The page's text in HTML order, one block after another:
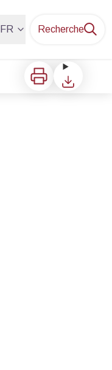
FR Recherche
ImprimerTélécharger